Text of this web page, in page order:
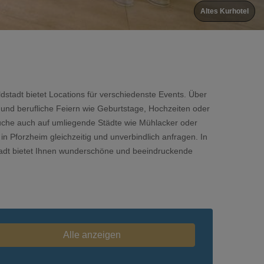
Altes Kurhotel
bietet Locations für verschiedenste Events. Über
berufliche Feiern wie Geburtstage, Hochzeiten oder
auch auf umliegende Städte wie Mühlacker oder
Pforzheim gleichzeitig und unverbindlich anfragen. In
bietet Ihnen wunderschöne und beeindruckende
Alle anzeigen